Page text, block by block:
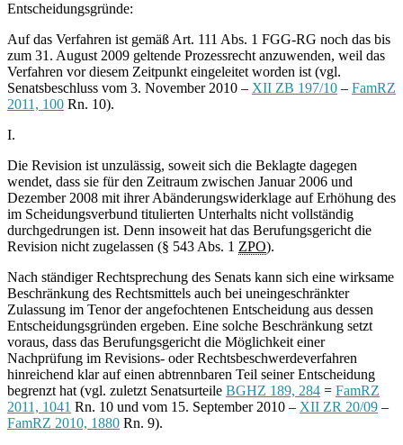
Entscheidungsgründe:
Auf das Verfahren ist gemäß Art. 111 Abs. 1 FGG-RG noch das bis
zum 31. August 2009 geltende Prozessrecht anzuwenden, weil das
Verfahren vor diesem Zeitpunkt eingeleitet worden ist (vgl.
Senatsbeschluss vom 3. November 2010 – XII ZB 197/10 – FamRZ
2011, 100 Rn. 10).
I.
Die Revision ist unzulässig, soweit sich die Beklagte dagegen
wendet, dass sie für den Zeitraum zwischen Januar 2006 und
Dezember 2008 mit ihrer Abänderungswiderklage auf Erhöhung des
im Scheidungsverbund titulierten Unterhalts nicht vollständig
durchgedrungen ist. Denn insoweit hat das Berufungsgericht die
Revision nicht zugelassen (§ 543 Abs. 1 ZPO).
Nach ständiger Rechtsprechung des Senats kann sich eine wirksame
Beschränkung des Rechtsmittels auch bei uneingeschränkter
Zulassung im Tenor der angefochtenen Entscheidung aus dessen
Entscheidungsgründen ergeben. Eine solche Beschränkung setzt
voraus, dass das Berufungsgericht die Möglichkeit einer
Nachprüfung im Revisions- oder Rechtsbeschwerdeverfahren
hinreichend klar auf einen abtrennbaren Teil seiner Entscheidung
begrenzt hat (vgl. zuletzt Senatsurteile BGHZ 189, 284 = FamRZ
2011, 1041 Rn. 10 und vom 15. September 2010 – XII ZR 20/09 –
FamRZ 2010, 1880 Rn. 9).